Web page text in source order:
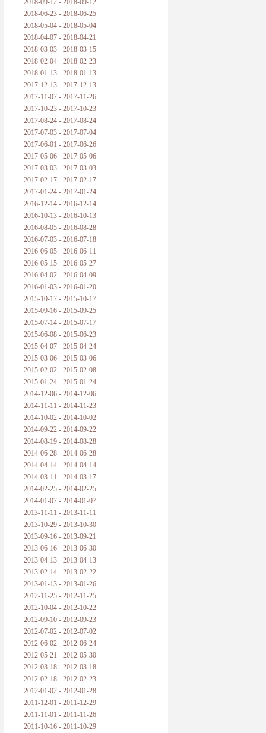
2018-09-12 - 2018-09-12
2018-06-23 - 2018-06-25
2018-05-04 - 2018-05-04
2018-04-07 - 2018-04-21
2018-03-03 - 2018-03-15
2018-02-04 - 2018-02-23
2018-01-13 - 2018-01-13
2017-12-13 - 2017-12-13
2017-11-07 - 2017-11-26
2017-10-23 - 2017-10-23
2017-08-24 - 2017-08-24
2017-07-03 - 2017-07-04
2017-06-01 - 2017-06-26
2017-05-06 - 2017-05-06
2017-03-03 - 2017-03-03
2017-02-17 - 2017-02-17
2017-01-24 - 2017-01-24
2016-12-14 - 2016-12-14
2016-10-13 - 2016-10-13
2016-08-05 - 2016-08-28
2016-07-03 - 2016-07-18
2016-06-05 - 2016-06-11
2016-05-15 - 2016-05-27
2016-04-02 - 2016-04-09
2016-01-03 - 2016-01-20
2015-10-17 - 2015-10-17
2015-09-16 - 2015-09-25
2015-07-14 - 2015-07-17
2015-06-08 - 2015-06-23
2015-04-07 - 2015-04-24
2015-03-06 - 2015-03-06
2015-02-02 - 2015-02-08
2015-01-24 - 2015-01-24
2014-12-06 - 2014-12-06
2014-11-11 - 2014-11-23
2014-10-02 - 2014-10-02
2014-09-22 - 2014-09-22
2014-08-19 - 2014-08-28
2014-06-28 - 2014-06-28
2014-04-14 - 2014-04-14
2014-03-11 - 2014-03-17
2014-02-25 - 2014-02-25
2014-01-07 - 2014-01-07
2013-11-11 - 2013-11-11
2013-10-29 - 2013-10-30
2013-09-16 - 2013-09-21
2013-06-16 - 2013-06-30
2013-04-13 - 2013-04-13
2013-02-14 - 2013-02-22
2013-01-13 - 2013-01-26
2012-11-25 - 2012-11-25
2012-10-04 - 2012-10-22
2012-09-10 - 2012-09-23
2012-07-02 - 2012-07-02
2012-06-02 - 2012-06-24
2012-05-21 - 2012-05-30
2012-03-18 - 2012-03-18
2012-02-18 - 2012-02-23
2012-01-02 - 2012-01-28
2011-12-01 - 2011-12-29
2011-11-01 - 2011-11-26
2011-10-16 - 2011-10-29